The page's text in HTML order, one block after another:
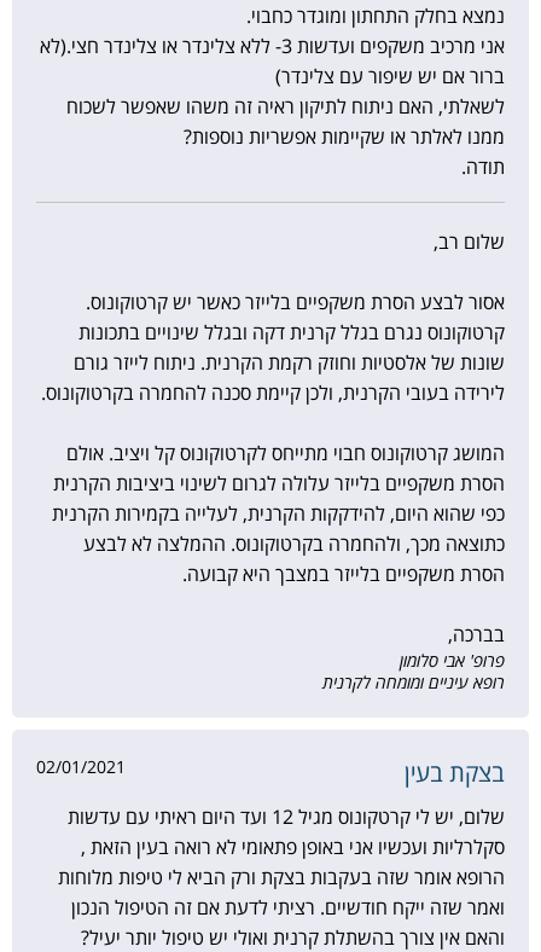
נמצא בחלק התחתון ומוגדר כחבוי.
אני מרכיב משקפים ועדשות 3- ללא צלינדר או צלינדר חצי.(לא
ברור אם יש שיפור עם צלינדר)
לשאלתי, האם ניתוח לתיקון ראיה זה משהו שאפשר לשכוח
ממנו לאלתר או שקיימות אפשריות נוספות?
תודה.
שלום רב,
אסור לבצע הסרת משקפיים בלייזר כאשר יש קרטוקונוס.
קרטוקונוס נגרם בגלל קרנית דקה ובגלל שינויים בתכונות
שונות של אלסטיות וחוזק רקמת הקרנית. ניתוח לייזר גורם
לירידה בעובי הקרנית, ולכן קיימת סכנה להחמרה בקרטוקונוס.
המושג קרטוקונוס חבוי מתייחס לקרטוקונוס קל ויציב. אולם
הסרת משקפיים בלייזר עלולה לגרום לשינוי ביציבות הקרנית
כפי שהוא היום, להידקקות הקרנית, לעלייה בקמירות הקרנית
כתוצאה מכך, ולהחמרה בקרטוקונוס. ההמלצה לא לבצע
הסרת משקפיים בלייזר במצבך היא קבועה.
בברכה,
פרופ' אבי סלומון
רופא עיניים ומומחה לקרנית
בצקת בעין 02/01/2021
שלום, יש לי קרטקונוס מגיל 12 ועד היום ראיתי עם עדשות
סקלרליות ועכשיו אני באופן פתאומי לא רואה בעין הזאת ,
הרופא אומר שזה בעקבות בצקת ורק הביא לי טיפות מלוחות
ואמר שזה ייקח חודשיים. רציתי לדעת אם זה הטיפול הנכון
והאם אין צורך בהשתלת קרנית ואולי יש טיפול יותר יעיל?